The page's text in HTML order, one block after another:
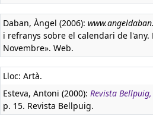
Daban, Àngel (2006):
i refranys sobre el calendari de l'any.
Novembre». Web.
Lloc: Artà.
Esteva, Antoni (2000): Revista
p. 15. Revista Bellpuig.